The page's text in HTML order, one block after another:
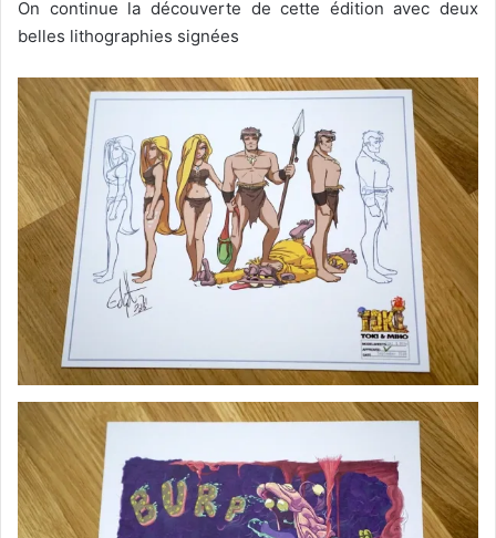
On continue la découverte de cette édition avec deux
belles lithographies signées